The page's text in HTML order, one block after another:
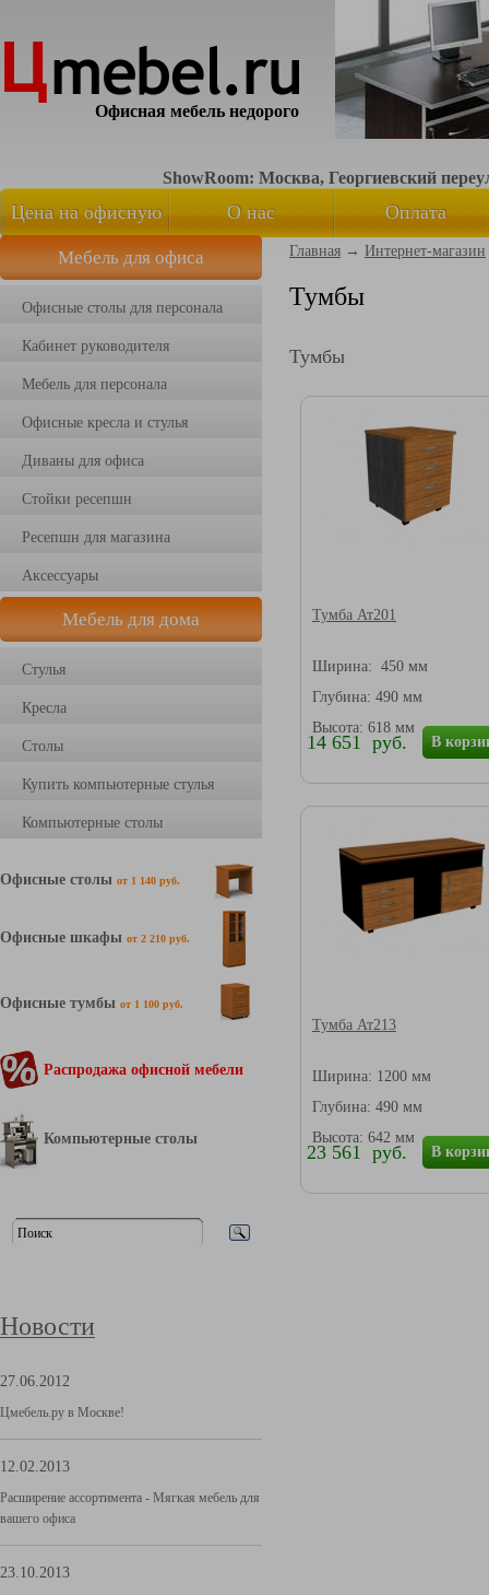
Офисная мебель недорого
ShowRoom: Москва, Георгиевский
Цена на офисную
мебель
О нас Оплата
Мебель для офиса
Офисные столы для персонала
Кабинет руководителя
Мебель для персонала
Офисные кресла и стулья
Диваны для офиса
Стойки ресепшн
Ресепшн для магазина
Аксессуары
Мебель для дома
Стулья
Кресла
Столы
Купить компьютерные стулья
Компьютерные столы
Офисные столы от 1 140 руб.
Офисные шкафы от 2 210 руб.
Офисные тумбы от 1 100 руб.
Распродажа офисной мебели
Компьютерные столы
Новости
27.06.2012
Цмебель.ру в Москве!
12.02.2013
Расширение ассортимента - Мягкая мебель для
вашего офиса
23.10.2013
Главная → Интернет-магазин
Тумбы
Тумбы
Тумба Ат201
Ширина: 450 мм
Глубина: 490 мм
Высота: 618 мм
В
14 651 руб.
Тумба Ат213
Ширина: 1200 мм
Глубина: 490 мм
Высота: 642 мм
В
23 561 руб.